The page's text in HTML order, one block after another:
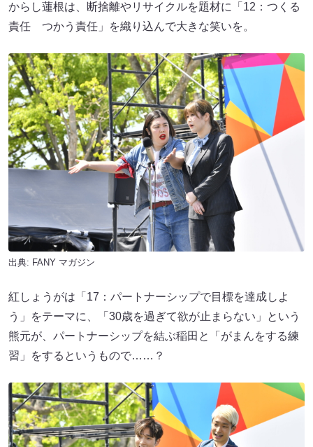
からし蓮根は、断捨離やリサイクルを題材に「12：つくる
責任 つかう責任」を織り込んで大きな笑いを。
出典: FANY マガジン
紅しょうがは「17：パートナーシップで目標を達成しよ
う」をテーマに、「30歳を過ぎて欲が止まらない」という
熊元が、パートナーシップを結ぶ稲田と「がまんをする練
習」をするというもので……？